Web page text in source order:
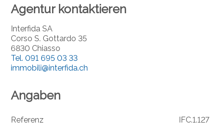
Agentur kontaktieren
Interfida SA
Corso S. Gottardo 35
6830 Chiasso
Tel.091 695 03 33
immobili@interfida.ch
Angaben
Referenz IFC.1.127